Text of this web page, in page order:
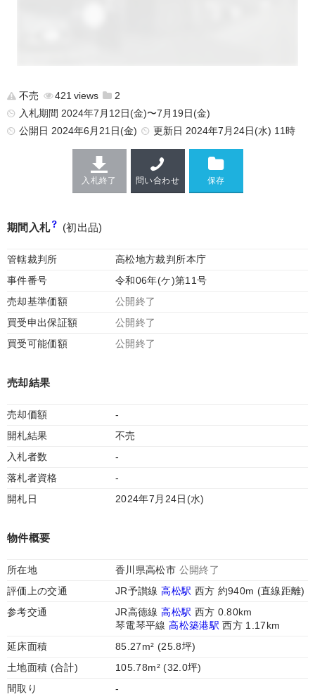
不売 421
2
入札期間 2024年7月12日(金)〜7月19日(金)
公開日 2024年6月21日(金) 更新日 2024年7月24日(水) 11時
入札終了 問い合わせ
期間入札 (初出品)
管轄裁判所
高松地方裁判所本庁
事件番号
令和06年(ケ)第11号
売却基準価額
公開終了
買受申出保証額
公開終了
買受可能価額
公開終了
売却結果
売却価額
-
開札結果
不売
入札者数
-
落札者資格
-
開札日
2024年7月24日(水)
物件概要
所在地 香川県高松市 公開終了
評価上の交通
JR予讃線高松駅 西方 約940m (直線距離)
参考交通
JR高徳線高松駅 西方 0.80km
琴電琴平線高松築港駅 西方 1.17km
延床面積
85.27m² (25.8坪)
土地面積 (合計)
105.78m² (32.0坪)
間取り
-